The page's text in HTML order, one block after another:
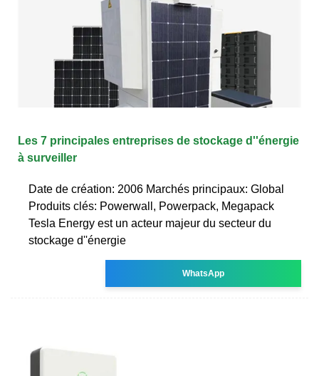
Les 7 principales entreprises de stockage d''énergie
à surveiller
Date de création: 2006 Marchés principaux: Global
Produits clés: Powerwall, Powerpack, Megapack
Tesla Energy est un acteur majeur du secteur du
stockage d''énergie
WhatsApp